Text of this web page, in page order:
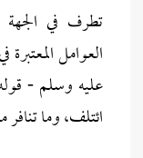
تطرف في الجهة
العوامل
عليه وسلم -
ائتلف، وما